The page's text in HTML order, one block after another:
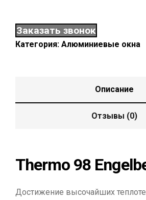
Заказать звонок
Категория: Алюминиевые окна
Описание
Отзывы (0)
Thermo 98
Достижение высочайших